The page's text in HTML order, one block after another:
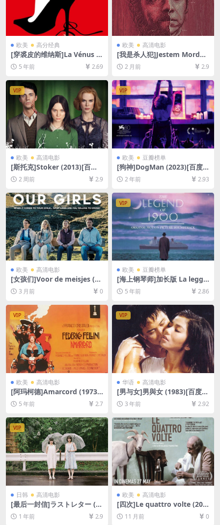
欧美 高分经典
[穿裘皮的维纳斯]La Vénus à
la fourrure (2013)完整版[百
度网盘+迅雷云盘资源1080P
超清未删减][MP4/6.0GB][原
声中文字幕]
5 年前 2.69
欧美 高清电影
[我是杀人犯]Jestem Morder
cą (2016)[百度网盘+夸克网盘
1080P超清未删减资源][网盘
在线播放/下载][MP4/7.4GB]
[中文字幕]
2 月前 2.9
VIP
欧美 高清电影
[斯托克]Stoker (2013)[百度
网盘+夸克网盘1080P超清未
删减资源][网盘在线播放/下
2 周前 2.9
VIP
欧美 豆瓣榜单
[狗神]DogMan (2023)[百度
网盘+夸克网盘1080P超清未
删减资源][网盘在线播放/下
2 年前 2.93
欧美 高清电影
[女孩们]Voor de meisjes (20
25)[百度网盘+夸克网盘1080P
超清未删减资源][网盘在线播
放/下载][MP4/3.7GB][中文字
幕]
3 月前 0
VIP
欧美 豆瓣榜单
[海上钢琴师]加长版 La legge
nda del pianista sull’ocean
o (1998)[百度网盘+迅雷云盘
资源1080P超清未删减][MP4/
11GB][中英字幕]
5 年前 2.86
VIP
欧美 高清电影
[阿玛柯德]Amarcord (1973)
[百度网盘+迅雷云盘资源1080
P超清未删减][MP4/7.7GB][原
声中字]
5 年前 2.7
VIP
华语 高清电影
[男与女]男與女 (1983)[百度网
盘+夸克网盘1080P超清未删
减资源][网盘在线播放/下载]
[MP4/6.2GB][粤语中字]
3 年前 2.92
VIP
日韩 高清电影
[最后一封信]ラストレター (2
020)[百度网盘+夸克网盘1080
P超清未删减资源][网盘在线播
1 年前 2.9
欧美 高清电影
[四次]Le quattro volte (201
0)[百度网盘+夸克网盘720P高
清未删减资源][网盘在线播放/
11 月前 0